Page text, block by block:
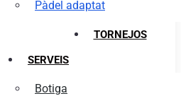
Pàdel adaptat
TORNEJOS
SERVEIS
Botiga